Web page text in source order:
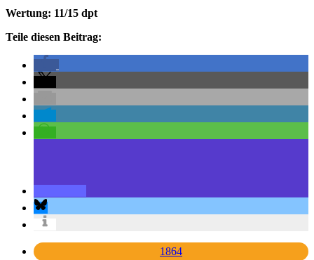
Wertung: 11/15 dpt
Teile diesen Beitrag:
1864